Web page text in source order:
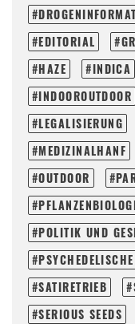
EDITORIAL
HAZE
INDICA
INDOOROUTDOOR
LEGALISIERUNG
MEDIZINALHANF
OUTDOOR
POLITIK UND
SATIRETRIEB
SERIOUS SEEDS